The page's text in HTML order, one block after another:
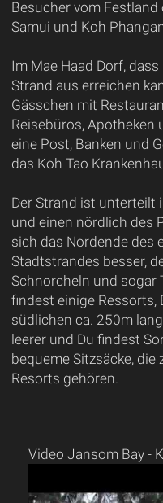
Besucher vom
Samui und Koh
Im Mae Haad Dorf,
Strand aus erreichen
Gässchen mit
Reisebüros, Apotheken
eine Post, Banken und
das Koh Tao
Der Strand ist unterteilt
und einen nördlich des
sich das Nordende des
Stadtstrandes besser,
Schnorcheln und sogar
findest einige Ressorts,
südlichen ca. 250m
leerer und Du findest
bequeme Sitzsäcke,
Resorts gehören.
Video Jansom Bay -